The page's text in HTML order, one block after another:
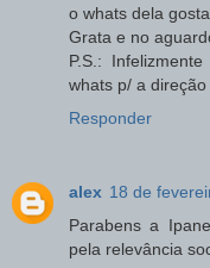
o whats dela
Grata e no
P.S.:
whats p/ a direção
Responder
alex 18 de
Parabens a
pela relevância